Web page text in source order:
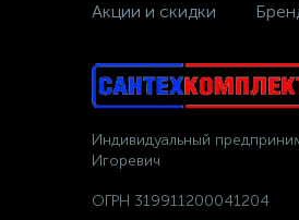
Акции и скидки
Индивидуальный
Игоревич
ОГРН 319911200041204